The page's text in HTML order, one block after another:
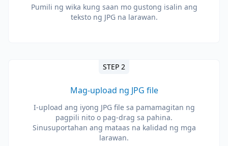
Pumili ng wika kung saan mo gustong isalin ang
teksto ng JPG na larawan.
STEP 2
Mag-upload ng JPG file
I-upload ang iyong JPG file sa pamamagitan ng
pagpili nito o pag-drag sa pahina.
Sinusuportahan ang mataas na kalidad ng mga
larawan.